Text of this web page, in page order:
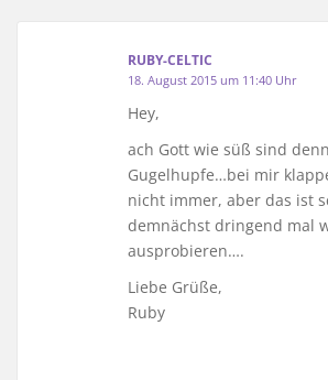
RUBY-CELTIC
18. August 2015 um 11:40 Uhr
Hey,
ach Gott wie süß sind
Gugelhupfe…bei mir
nicht immer, aber das ist
demnächst dringend mal
ausprobieren….
Liebe Grüße,
Ruby